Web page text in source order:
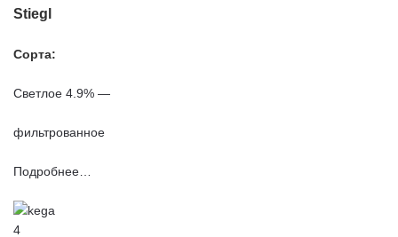
Stiegl
Сорта:
Светлое 4.9% —
фильтрованное
Подробнее…